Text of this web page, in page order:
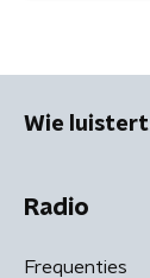
Wie luistert
Radio
Frequenties